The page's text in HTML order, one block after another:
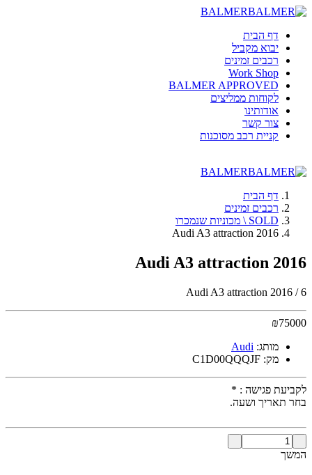
BALMER
דף הבית
יבוא מקביל
רכבים זמינים
Work Shop
BALMER APPROVED
לקוחות ממליצים
אודותינו
צור קשר
קניית רכב מסוכנות
BALMER
דף הבית
רכבים זמינים
SOLD \ מכוניות שנמכרו
Audi A3 attraction 2016
Audi A3 attraction 2016
Audi A3 attraction 2016 / 6
₪75000
מותג: Audi
מק: C1D00QQQJF
לקביעת פגישה : *
בחר תאריך ושעה.
המשך